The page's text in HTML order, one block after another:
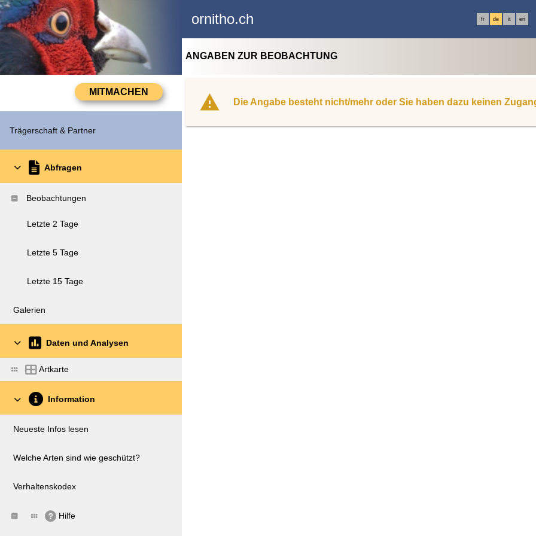
ornitho.ch fr de it en
Trägerschaft & Partner
Abfragen
Beobachtungen
Letzte 2 Tage
Letzte 5 Tage
Letzte 15 Tage
Galerien
Daten und Analysen
Artkarte
Information
Neueste Infos lesen
Welche Arten sind wie geschützt?
Verhaltenskodex
Hilfe
ANGABEN ZUR BEOBACHTUNG
Die Angabe besteht nicht/mehr oder Sie haben dazu keinen